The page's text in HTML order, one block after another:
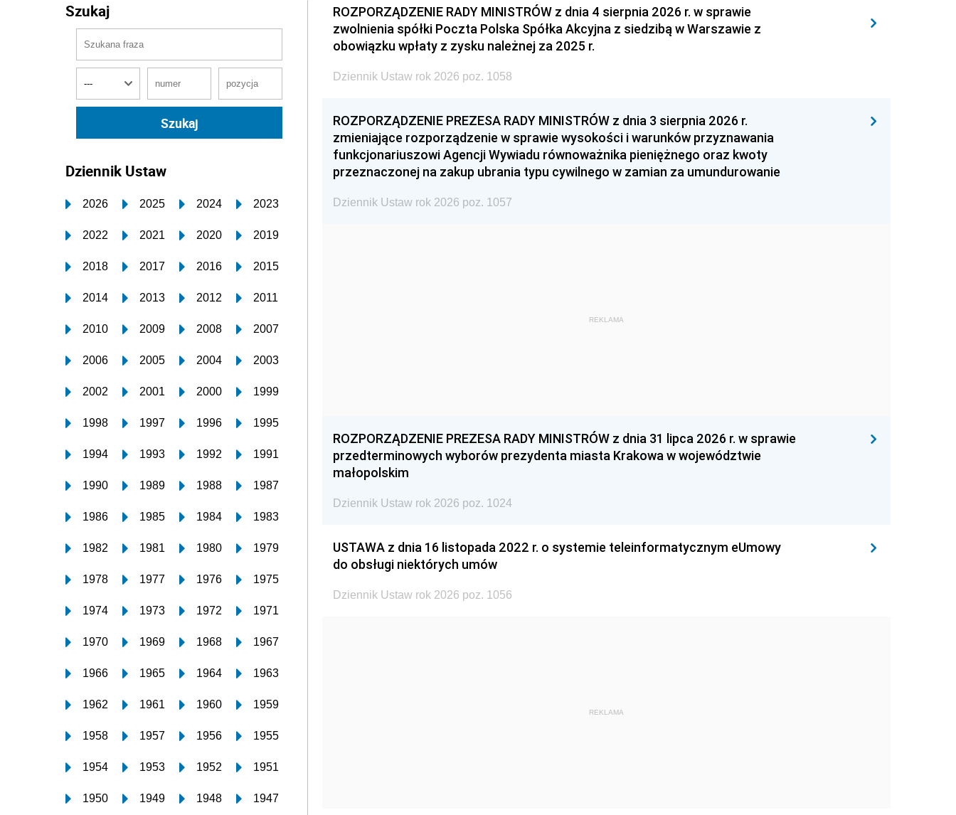
Szukaj
Dziennik Ustaw
2026 2025 2024 2023
2022 2021 2020 2019
2018 2017 2016 2015
2014 2013 2012 2011
2010 2009 2008 2007
2006 2005 2004 2003
2002 2001 2000 1999
1998 1997 1996 1995
1994 1993 1992 1991
1990 1989 1988 1987
1986 1985 1984 1983
1982 1981 1980 1979
1978 1977 1976 1975
1974 1973 1972 1971
1970 1969 1968 1967
1966 1965 1964 1963
1962 1961 1960 1959
1958 1957 1956 1955
1954 1953 1952 1951
1950 1949 1948 1947
ROZPORZĄDZENIE RADY MINISTRÓW z dnia 4 sierpnia 2026 r. w sprawie
zwolnienia spółki Poczta Polska Spółka Akcyjna z siedzibą w Warszawie z
obowiązku wpłaty z zysku należnej za 2025 r.
Dziennik Ustaw rok 2026 poz. 1058
ROZPORZĄDZENIE PREZESA RADY MINISTRÓW z dnia 3 sierpnia 2026 r.
zmieniające rozporządzenie w sprawie wysokości i warunków przyznawania
funkcjonariuszowi Agencji Wywiadu równoważnika pieniężnego oraz kwoty
przeznaczonej na zakup ubrania typu cywilnego w zamian za umundurowanie
Dziennik Ustaw rok 2026 poz. 1057
REKLAMA
ROZPORZĄDZENIE PREZESA RADY MINISTRÓW z dnia 31 lipca 2026 r. w sprawie
przedterminowych wyborów prezydenta miasta Krakowa w województwie
małopolskim
Dziennik Ustaw rok 2026 poz. 1024
USTAWA z dnia 16 listopada 2022 r. o systemie teleinformatycznym eUmowy
do obsługi niektórych umów
Dziennik Ustaw rok 2026 poz. 1056
REKLAMA